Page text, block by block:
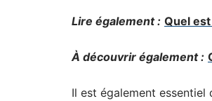
Lire également : Quel
À découvrir également :
Il est également